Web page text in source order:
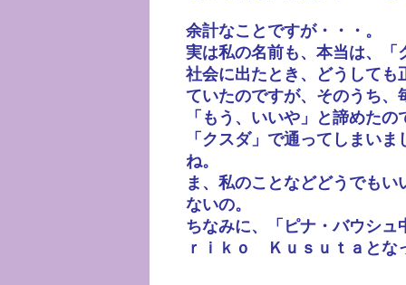
余計なことですが・・・。
実は私の名前も、本当は、「
社会に出たとき、どうしても
ていたのですが、そのうち、
「もう、いいや」と諦めたの
「クスダ」で通ってしまい
ね。
ま、私のことなどどうでも
ないの。
ちなみに、「ピナ・バウシ
ｒｉｋｏ Ｋｕｓｕｔａとな